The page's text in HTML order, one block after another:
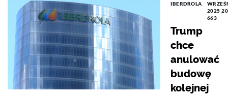
IBERDROLA
2025
663
Trump
chce
anulować
budowę
kolejnej